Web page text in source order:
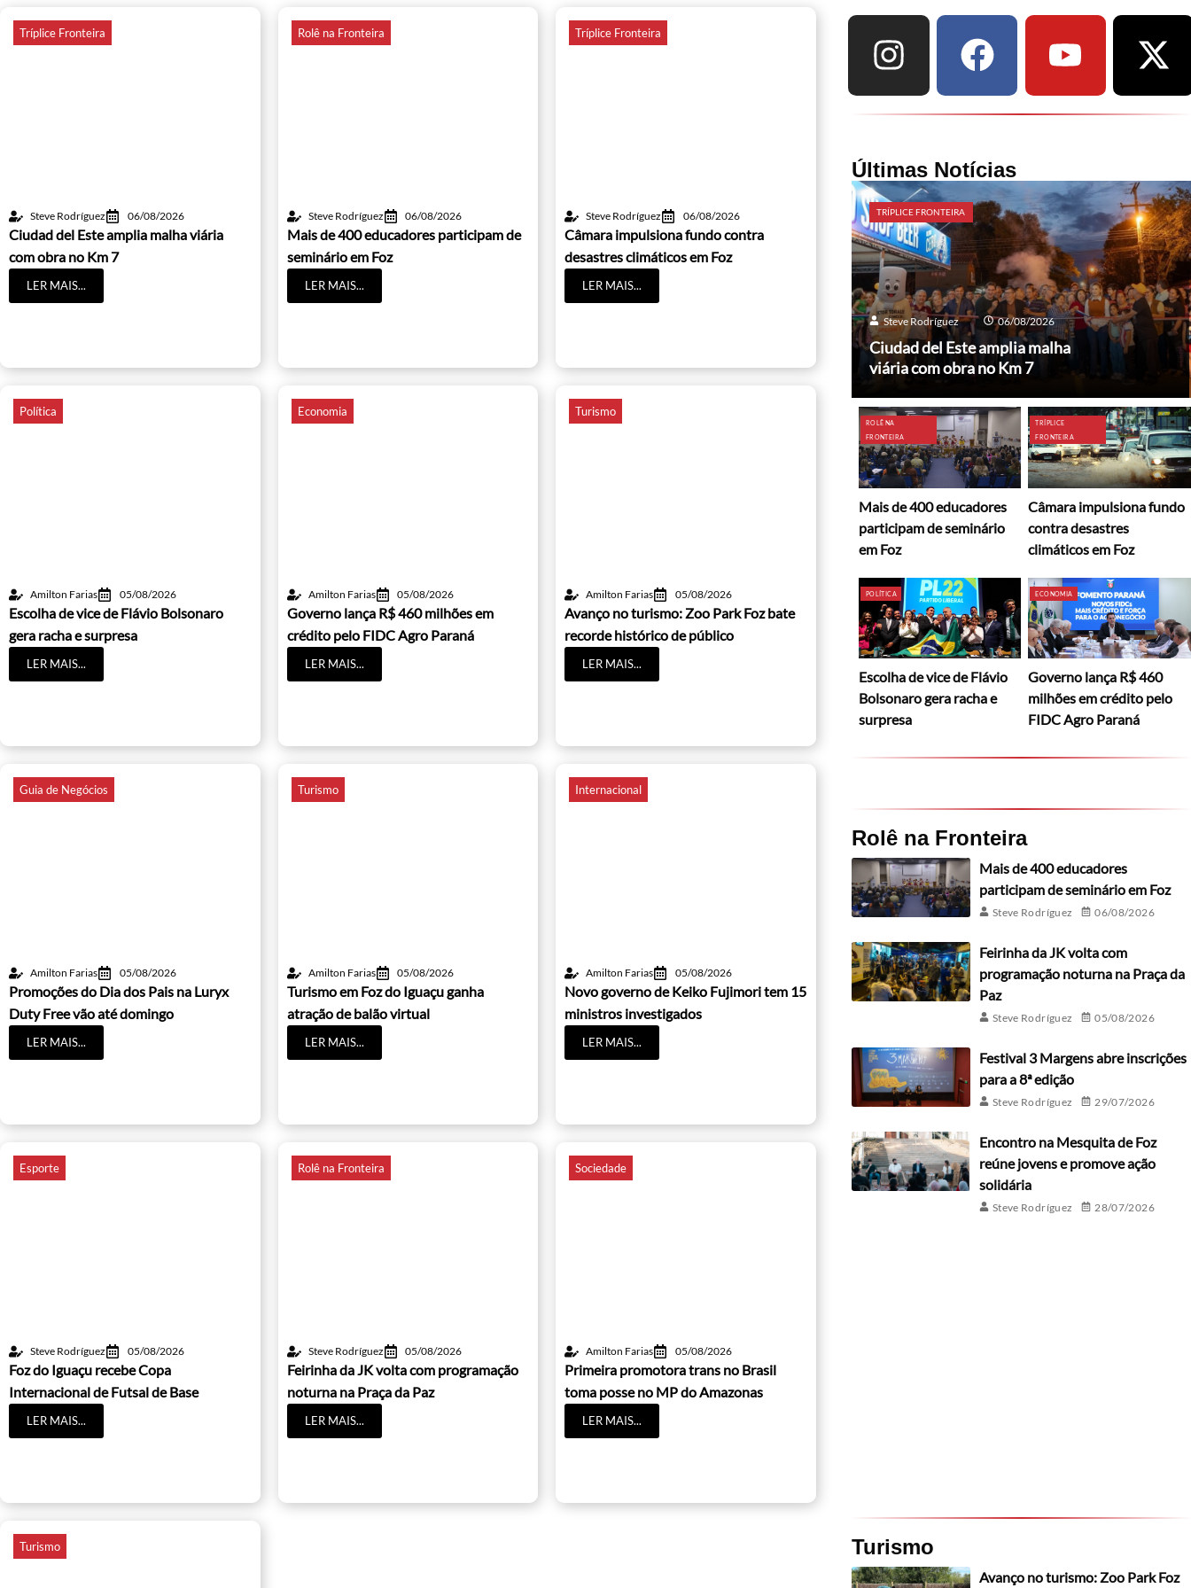
Tríplice Fronteira
Steve Rodríguez 06/08/2026
Ciudad del Este amplia malha viária
com obra no Km 7
LER MAIS...
Rolê na Fronteira
Steve Rodríguez 06/08/2026
Mais de 400 educadores participam de
seminário em Foz
LER MAIS...
Tríplice Fronteira
Steve Rodríguez 06/08/2026
Câmara impulsiona fundo contra
desastres climáticos em Foz
LER MAIS...
Política
Amilton Farias 05/08/2026
Escolha de vice de Flávio Bolsonaro
gera racha e surpresa
LER MAIS...
Economia
Amilton Farias 05/08/2026
Governo lança R$ 460 milhões em
crédito pelo FIDC Agro Paraná
LER MAIS...
Turismo
Amilton Farias 05/08/2026
Avanço no turismo: Zoo Park Foz bate
recorde histórico de público
LER MAIS...
Guia de Negócios
Amilton Farias 05/08/2026
Promoções do Dia dos Pais na Luryx
Duty Free vão até domingo
LER MAIS...
Turismo
Amilton Farias 05/08/2026
Turismo em Foz do Iguaçu ganha
atração de balão virtual
LER MAIS...
Internacional
Amilton Farias 05/08/2026
Novo governo de Keiko Fujimori tem 15
ministros investigados
LER MAIS...
Esporte
Steve Rodríguez 05/08/2026
Foz do Iguaçu recebe Copa
Internacional de Futsal de Base
LER MAIS...
Rolê na Fronteira
Steve Rodríguez 05/08/2026
Feirinha da JK volta com programação
noturna na Praça da Paz
LER MAIS...
Sociedade
Amilton Farias 05/08/2026
Primeira promotora trans no Brasil
toma posse no MP do Amazonas
LER MAIS...
Turismo
Últimas Notícias
TRÍPLICE FRONTEIRA
Steve Rodríguez 06/08/2026
Ciudad del Este amplia malha
viária com obra no Km 7
ROLÊ NA
FRONTEIRA
Mais de 400 educadores
participam de seminário
em Foz
TRÍPLICE
FRONTEIRA
Câmara impulsiona fundo
contra desastres
climáticos em Foz
POLÍTICA
Escolha de vice de Flávio
Bolsonaro gera racha e
surpresa
ECONOMIA
Governo lança R$ 460
milhões em crédito pelo
FIDC Agro Paraná
Rolê na Fronteira
Mais de 400 educadores
participam de seminário em Foz
Steve Rodríguez 06/08/2026
Feirinha da JK volta com
programação noturna na Praça da
Paz
Steve Rodríguez 05/08/2026
Festival 3 Margens abre inscrições
para a 8ª edição
Steve Rodríguez 29/07/2026
Encontro na Mesquita de Foz
reúne jovens e promove ação
solidária
Steve Rodríguez 28/07/2026
Turismo
Avanço no turismo: Zoo Park Foz